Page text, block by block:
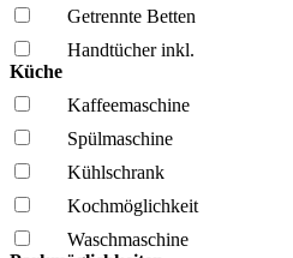
Getrennte Betten
Handtücher inkl.
Küche
Kaffee­maschine
Spül­maschine
Kühl­schrank
Kochmöglich­keit
Wasch­maschine